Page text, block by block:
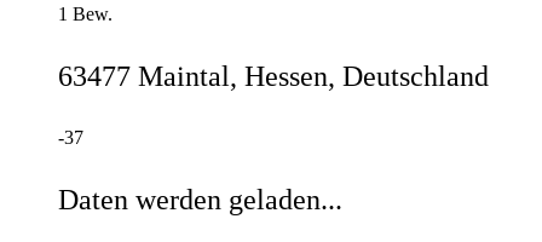
1 Bew.
63477 Maintal, Hessen, Deutschland
-37
Daten werden geladen...